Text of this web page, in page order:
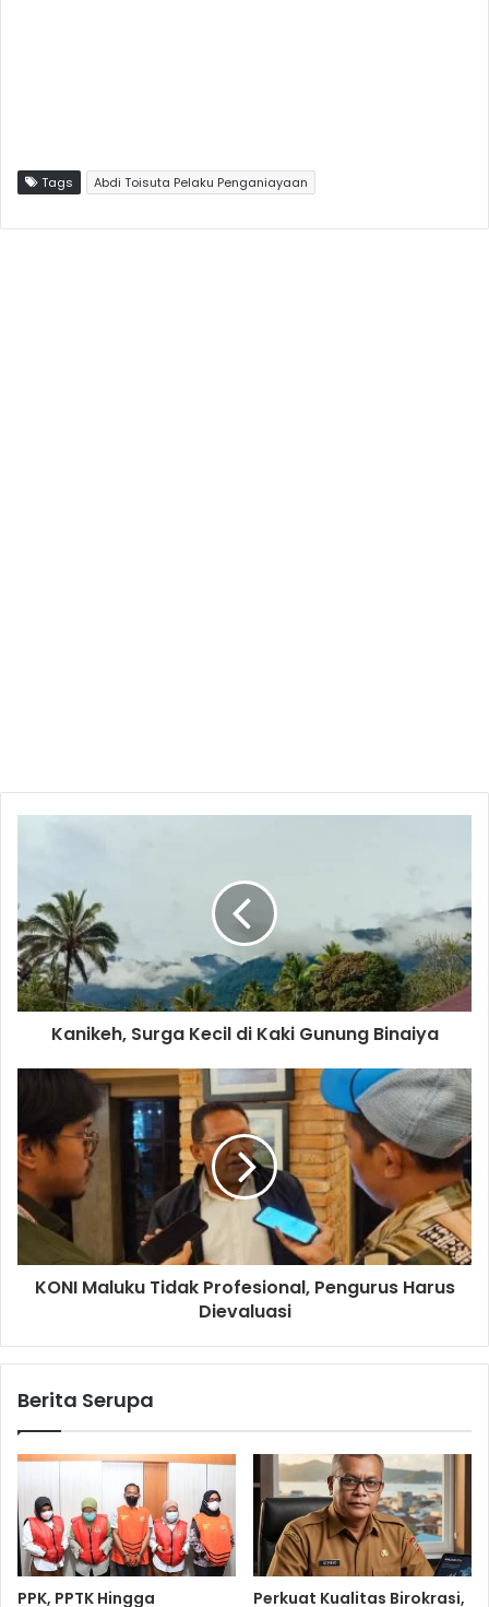
Tags Abdi Toisuta Pelaku Penganiayaan
Kanikeh, Surga Kecil di Kaki Gunung Binaiya
KONI Maluku Tidak Profesional, Pengurus Harus
Dievaluasi
Berita Serupa
PPK, PPTK Hingga Perkuat Kualitas Birokrasi,